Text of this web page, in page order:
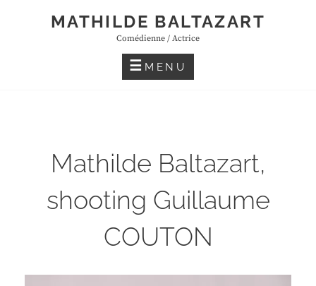
MATHILDE BALTAZART
Comédienne / Actrice
MENU
Mathilde Baltazart,
shooting Guillaume
COUTON